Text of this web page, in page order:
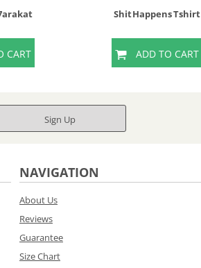
CART
Shit Happens Tshirt
ADD TO CART
Sign Up
NAVIGATION
About Us
Reviews
Guarantee
Size Chart